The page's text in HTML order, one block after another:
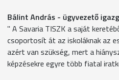
Bálint András - ügyvezető
" A Savaria TISZK a saját
csoportosít át az iskoláknak az
azért van szükség, mert a
képzésekre egyre több fiatal